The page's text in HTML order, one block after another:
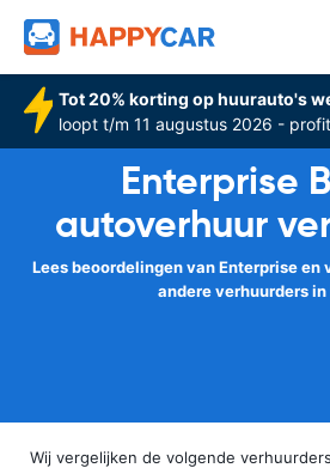
Tot 20% korting op huurauto's
loopt t/m 11 augustus 2026 -
Enterprise
autoverhuur
Lees beoordelingen van Enterprise
andere verhuurders
Wij vergelijken de volgende